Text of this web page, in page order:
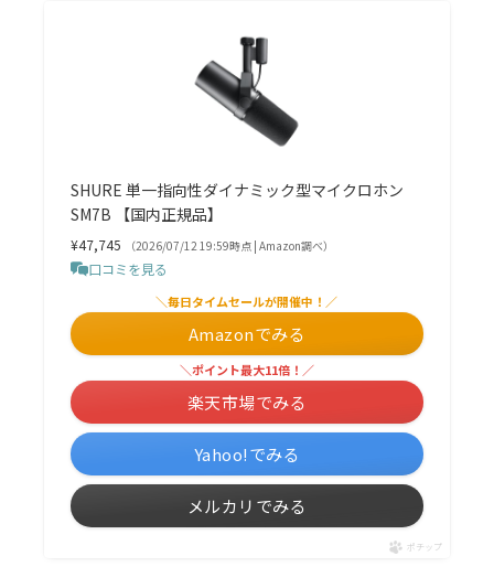
SHURE 単一指向性ダイナミック型マイクロホン
SM7B 【国内正規品】
¥47,745 （2026/07/12 19:59時点 | Amazon調べ）
口コミを見る
＼毎日タイムセールが開催中！／
Amazonでみる
＼ポイント最大11倍！／
楽天市場でみる
Yahoo!でみる
メルカリでみる
ポチップ